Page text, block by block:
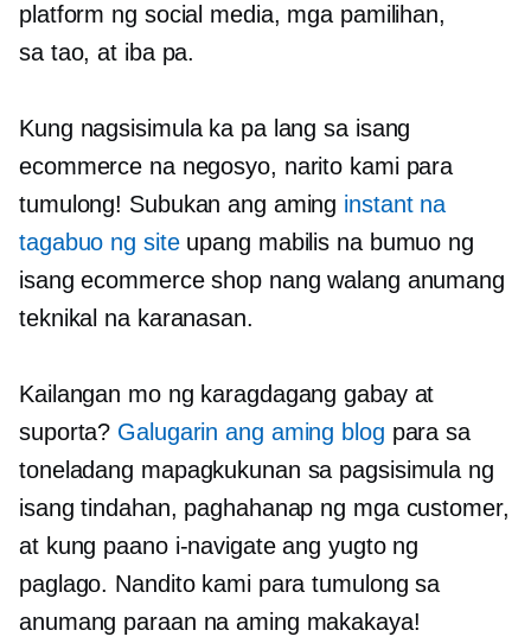
platform ng social media, mga pamilihan,
sa tao, at iba pa.
Kung nagsisimula ka pa lang sa isang
ecommerce na negosyo, narito kami para
tumulong! Subukan ang aming instant na
tagabuo ng siteupang mabilis na bumuo ng
isang ecommerce shop nang walang anumang
teknikal na karanasan.
Kailangan mo ng karagdagang gabay at
suporta? Galugarin ang aming blog para sa
toneladang mapagkukunan sa pagsisimula ng
isang tindahan, paghahanap ng mga customer,
at kung paano i-navigate ang yugto ng
paglago. Nandito kami para tumulong sa
anumang paraan na aming makakaya!